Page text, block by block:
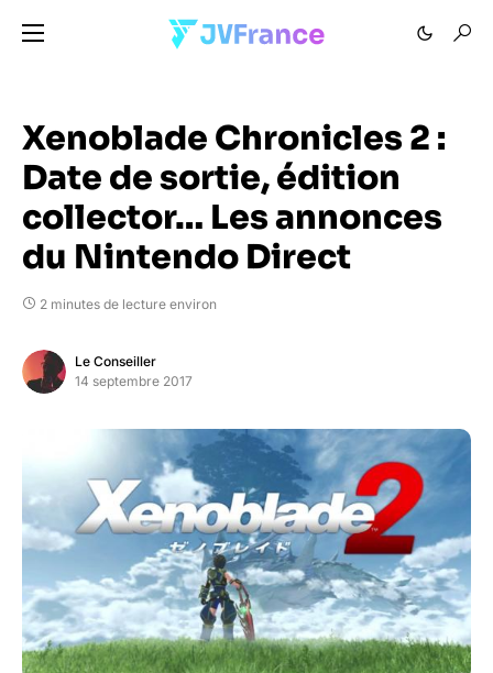
Xenoblade Chronicles 2 :
Date de sortie, édition
collector… Les annonces
du Nintendo Direct
2 minutes de lecture environ
Le Conseiller
14 septembre 2017